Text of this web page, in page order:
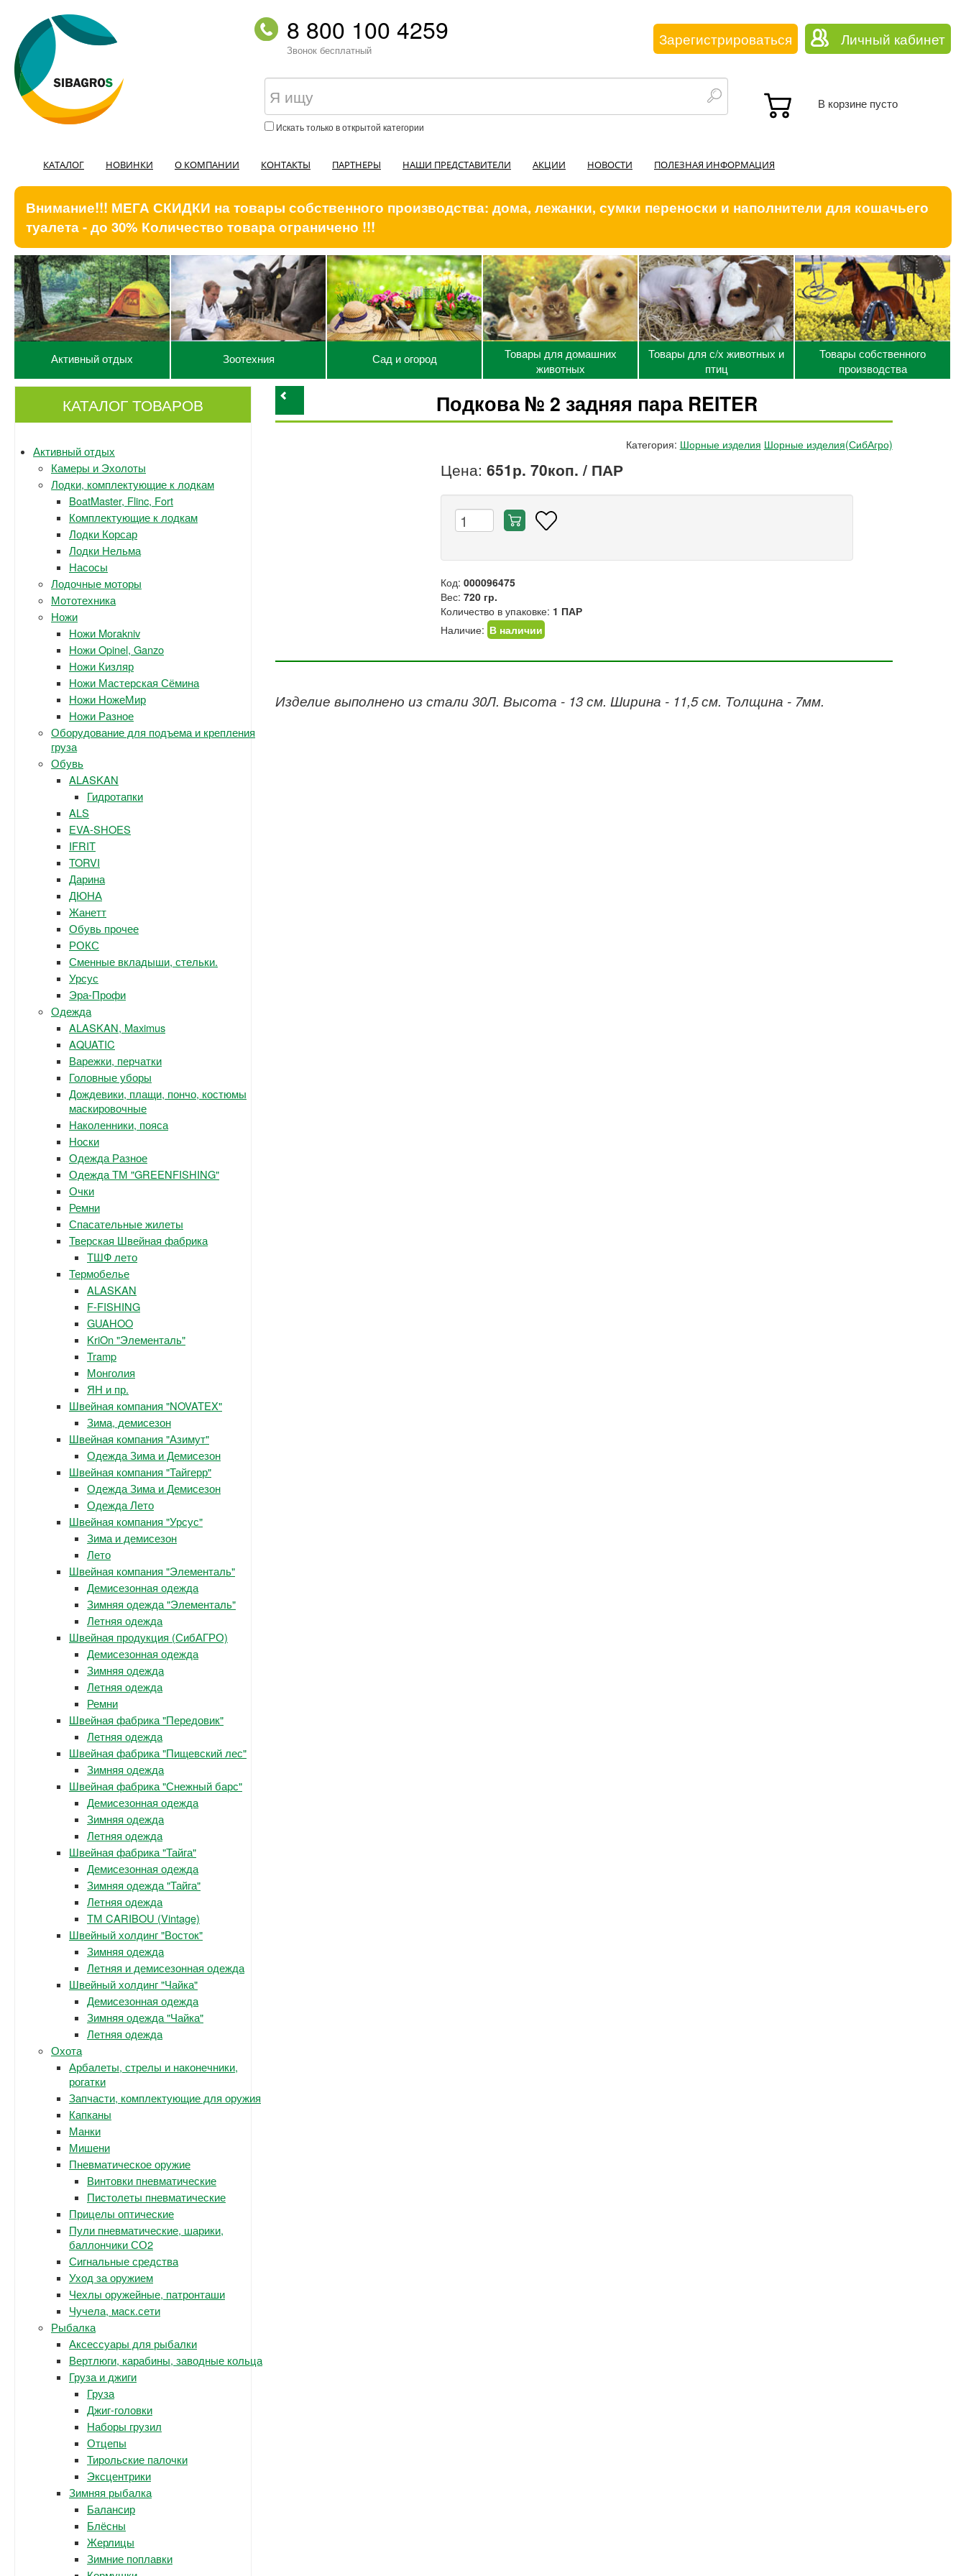
8 800 100 4259
Звонок бесплатный
Зарегистрироваться Личный кабинет
Искать только в открытой категории
В корзине пусто
КАТАЛОГ НОВИНКИ О КОМПАНИИ КОНТАКТЫ ПАРТНЕРЫ НАШИ ПРЕДСТАВИТЕЛИ АКЦИИ НОВОСТИ ПОЛЕЗНАЯ ИНФОРМАЦИЯ
Внимание!!! МЕГА СКИДКИ на товары собственного производства: дома, лежанки, сумки переноски и наполнители для кошачьего
туалета - до 30% Количество товара ограничено !!!
Активный отдых Зоотехния Сад и огород
Товары для домашних
животных
Товары для с/х животных и
птиц
Товары собственного
производства
КАТАЛОГ ТОВАРОВ
Активный отдых
Камеры и Эхолоты
Лодки, комплектующие к лодкам
BoatMaster, Flinc, Fort
Комплектующие к лодкам
Лодки Корсар
Лодки Нельма
Насосы
Лодочные моторы
Мототехника
Ножи
Ножи Morakniv
Ножи Opinel, Ganzo
Ножи Кизляр
Ножи Мастерская Сёмина
Ножи НожеМир
Ножи Разное
Оборудование для подъема и крепления
груза
Обувь
ALASKAN
Гидротапки
ALS
EVA-SHOES
IFRIT
TORVI
Дарина
ДЮНА
Жанетт
Обувь прочее
РОКС
Сменные вкладыши, стельки.
Урсус
Эра-Профи
Одежда
ALASKAN, Maximus
AQUATIC
Варежки, перчатки
Головные уборы
Дождевики, плащи, пончо, костюмы
маскировочные
Наколенники, пояса
Носки
Одежда Разное
Одежда ТМ "GREENFISHING"
Очки
Ремни
Спасательные жилеты
Тверская Швейная фабрика
ТШФ лето
Термобелье
ALASKAN
F-FISHING
GUAHOO
KriOn "Элементаль"
Tramp
Монголия
ЯН и пр.
Швейная компания "NOVATEX"
Зима, демисезон
Швейная компания "Азимут"
Одежда Зима и Демисезон
Швейная компания "Тайгерр"
Одежда Зима и Демисезон
Одежда Лето
Швейная компания "Урсус"
Зима и демисезон
Лето
Швейная компания "Элементаль"
Демисезонная одежда
Зимняя одежда "Элементаль"
Летняя одежда
Швейная продукция (СибАГРО)
Демисезонная одежда
Зимняя одежда
Летняя одежда
Ремни
Швейная фабрика "Передовик"
Летняя одежда
Швейная фабрика "Пищевский лес"
Зимняя одежда
Швейная фабрика "Снежный барс"
Демисезонная одежда
Зимняя одежда
Летняя одежда
Швейная фабрика "Тайга"
Демисезонная одежда
Зимняя одежда "Тайга"
Летняя одежда
ТМ CARIBOU (Vintage)
Швейный холдинг "Восток"
Зимняя одежда
Летняя и демисезонная одежда
Швейный холдинг "Чайка"
Демисезонная одежда
Зимняя одежда "Чайка"
Летняя одежда
Охота
Арбалеты, стрелы и наконечники,
рогатки
Запчасти, комплектующие для оружия
Капканы
Манки
Мишени
Пневматическое оружие
Винтовки пневматические
Пистолеты пневматические
Прицелы оптические
Пули пневматические, шарики,
баллончики СО2
Сигнальные средства
Уход за оружием
Чехлы оружейные, патронташи
Чучела, маск.сети
Рыбалка
Аксессуары для рыбалки
Вертлюги, карабины, заводные кольца
Груза и джиги
Груза
Джиг-головки
Наборы грузил
Отцепы
Тирольские палочки
Эксцентрики
Зимняя рыбалка
Балансир
Блёсны
Жерлицы
Зимние поплавки
Подкова № 2 задняя пара REITER
Категория: Шорные изделия Шорные изделия(СибАгро)
Цена:651р. 70коп. / ПАР
Код:000096475
Вес:720 гр.
Количество в упаковке: 1 ПАР
Наличие: В наличии
Изделие выполнено из стали 30Л. Высота - 13 см. Ширина - 11,5 см. Толщина - 7мм.